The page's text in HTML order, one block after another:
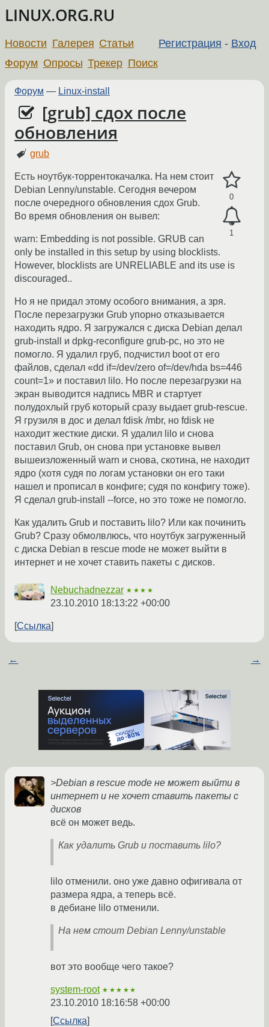
LINUX.ORG.RU
Регистрация - Вход
Новости Галерея Статьи
Форум Опросы Трекер Поиск
Форум — Linux-install
[grub] сдох после
обновления
grub
0
1
Есть ноутбук-торрентокачалка. На нем стоит
Debian Lenny/unstable. Сегодня вечером
после очередного обновления сдох Grub.
Во время обновления он вывел:
warn: Embedding is not possible. GRUB can
only be installed in this setup by using blocklists.
However, blocklists are UNRELIABLE and its use is
discouraged..
Но я не придал этому особого внимания, а зря.
После перезагрузки Grub упорно отказывается
находить ядро. Я загружался с диска Debian делал
grub-install и dpkg-reconfigure grub-pc, но это не
помогло. Я удалил груб, подчистил boot от его
файлов, сделал «dd if=/dev/zero of=/dev/hda bs=446
count=1» и поставил lilo. Но после перезагрузки на
экран выводится надпись MBR и стартует
полудохлый груб который сразу выдает grub-rescue.
Я грузиля в дос и делал fdisk /mbr, но fdisk не
находит жесткие диски. Я удалил lilo и снова
поставил Grub, он снова при установке вывел
вышеизложенный warn и снова, скотина, не находит
ядро (хотя судя по логам установки он его таки
нашел и прописал в конфиге; судя по конфигу тоже).
Я сделал grub-install --force, но это тоже не помогло.
Как удалить Grub и поставить lilo? Или как починить
Grub? Сразу обмолвлюсь, что ноутбук загруженный
с диска Debian в rescue mode не может выйти в
интернет и не хочет ставить пакеты с дисков.
Nebuchadnezzar ★★★★
23.10.2010 18:13:22 +00:00
Ссылка
← →
>Debian в rescue mode не может выйти в
интернет и не хочет ставить пакеты с
дисков
всё он может ведь.
Как удалить Grub и поставить lilo?
lilo отменили. оно уже давно офигивала от
размера ядра, а теперь всё.
в дебиане lilo отменили.
На нем стоит Debian Lenny/unstable
вот это вообще чего такое?
system-root ★★★★★
23.10.2010 18:16:58 +00:00
Ссылка